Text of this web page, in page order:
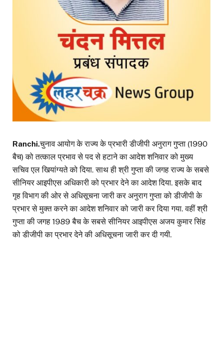
Ranchi.चुनाव आयोग के राज्य के प्रभारी डीजीपी अनुराग गुप्ता (1990
बैच) को तत्काल प्रभाव से पद से हटाने का आदेश शनिवार को मुख्य
सचिव एल खियांग्यते को दिया. साथ ही श्री गुप्ता की जगह राज्य के सबसे
सीनियर आइपीएस अधिकारी को प्रभार देने का आदेश दिया. इसके बाद
गृह विभाग की ओर से अधिसूचना जारी कर अनुराग गुप्ता को डीजीपी के
प्रभार से मुक्त करने का आदेश शनिवार को जारी कर दिया गया. वहीं श्री
गुप्ता की जगह 1989 बैच के सबसे सीनियर आइपीएस अजय कुमार सिंह
को डीजीपी का प्रभार देने की अधिसूचना जारी कर दी गयी.